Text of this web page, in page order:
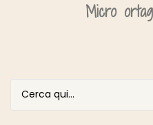
Micro